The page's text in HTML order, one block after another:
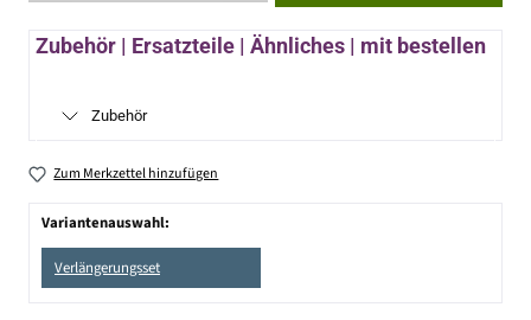
Zubehör | Ersatzteile | Ähnliches | mit bestellen
Zubehör
Zum Merkzettel hinzufügen
Variantenauswahl:
Verlängerungsset